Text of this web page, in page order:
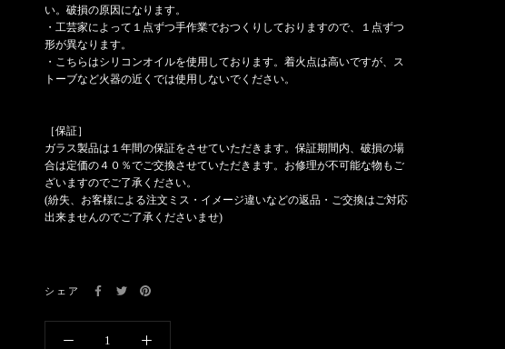
い。破損の原因になります。
・工芸家によって１点ずつ手作業でおつくりしておりますので、１点ずつ
形が異なります。
・こちらはシリコンオイルを使用しております。着火点は高いですが、ス
トーブなど火器の近くでは使用しないでください。
［保証］
ガラス製品は１年間の保証をさせていただきます。保証期間内、破損の場
合は定価の４０％でご交換させていただきます。お修理が不可能な物もご
ざいますのでご了承ください。
(紛失、お客様による注文ミス・イメージ違いなどの返品・ご交換はご対応
出来ませんのでご了承くださいませ)
シェア